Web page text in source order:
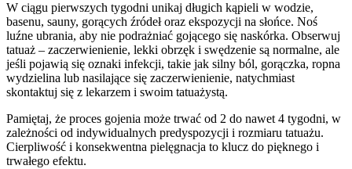
W ciągu pierwszych tygodni unikaj długich kąpieli w wodzie,
basenu, sauny, gorących źródeł oraz ekspozycji na słońce. Noś
luźne ubrania, aby nie podrażniać gojącego się naskórka. Obserwuj
tatuaż – zaczerwienienie, lekki obrzęk i swędzenie są normalne, ale
jeśli pojawią się oznaki infekcji, takie jak silny ból, gorączka, ropna
wydzielina lub nasilające się zaczerwienienie, natychmiast
skontaktuj się z lekarzem i swoim tatuażystą.
Pamiętaj, że proces gojenia może trwać od 2 do nawet 4 tygodni, w
zależności od indywidualnych predyspozycji i rozmiaru tatuażu.
Cierpliwość i konsekwentna pielęgnacja to klucz do pięknego i
trwałego efektu.